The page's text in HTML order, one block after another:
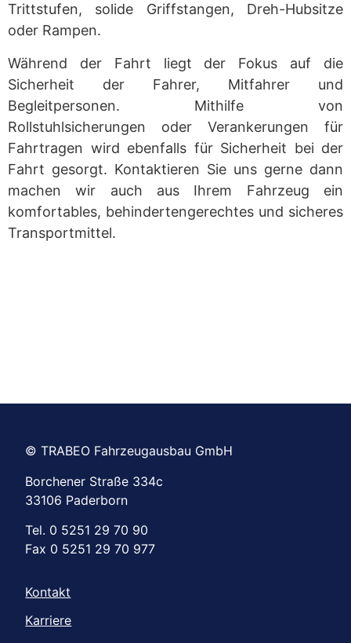
Trittstufen, solide Griffstangen, Dreh-Hubsitze
oder Rampen.
Während der Fahrt liegt der Fokus auf die
Sicherheit der Fahrer, Mitfahrer und
Begleitpersonen. Mithilfe von
Rollstuhlsicherungen oder Verankerungen für
Fahrtragen wird ebenfalls für Sicherheit bei der
Fahrt gesorgt. Kontaktieren Sie uns gerne dann
machen wir auch aus Ihrem Fahrzeug ein
komfortables, behindertengerechtes und sicheres
Transportmittel.
© TRABEO Fahrzeugausbau GmbH
Borchener Straße 334c
33106 Paderborn
Tel. 0 5251 29 70 90
Fax 0 5251 29 70 977
Kontakt
Karriere